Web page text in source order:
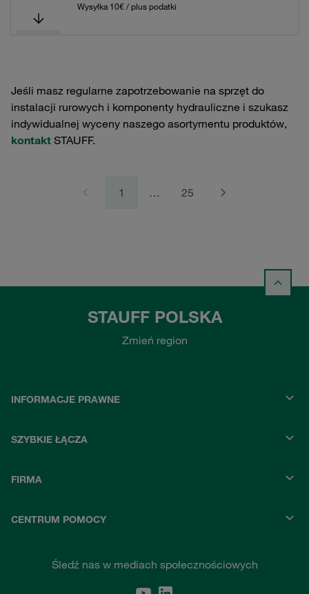
Wysyłka 10€ / plus podatki
Jeśli masz regularne zapotrzebowanie na sprzęt do
instalacji rurowych i komponenty hydrauliczne i szukasz
indywidualnej wyceny naszego asortymentu produktów,
kontakt STAUFF.
1 … 25
STAUFF POLSKA
Zmień region
INFORMACJE PRAWNE
SZYBKIE ŁĄCZA
FIRMA
CENTRUM POMOCY
Śledź nas w mediach społecznościowych